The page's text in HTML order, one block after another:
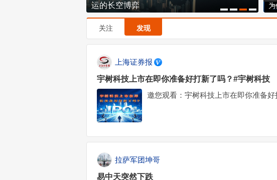
运的长空博弈
钞为
关注 发现
上海证券报
宇树科技上市在即你准备好打新了吗？#宇树科技
邀您观看：宇树科技上市在即你准备
拉萨军团坤哥
易中天突然下跌